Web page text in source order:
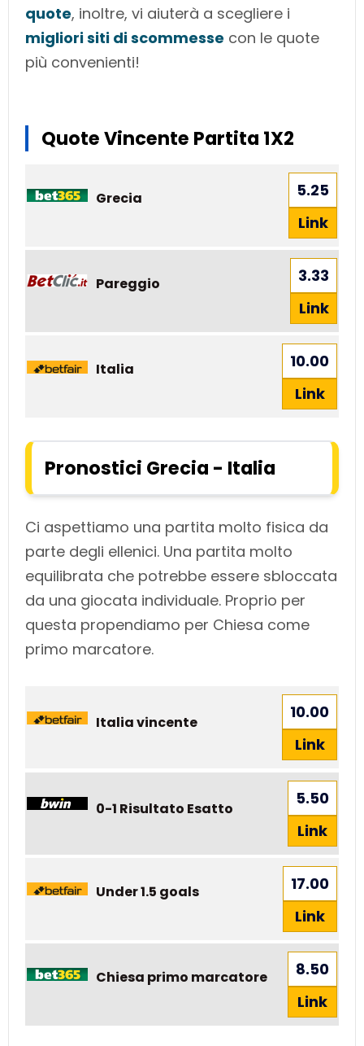
quote, inoltre, vi aiuterà a scegliere i
migliori siti di scommesse con le quote
più convenienti!
Quote Vincente Partita 1X2
Grecia
5.25
Link
Pareggio
3.33
Link
Italia
10.00
Link
Pronostici Grecia - Italia
Ci aspettiamo una partita molto fisica da
parte degli ellenici. Una partita molto
equilibrata che potrebbe essere sbloccata
da una giocata individuale. Proprio per
questa propendiamo per Chiesa come
primo marcatore.
Italia vincente
10.00
Link
0-1 Risultato Esatto
5.50
Link
Under 1.5 goals
17.00
Link
Chiesa primo marcatore
8.50
Link